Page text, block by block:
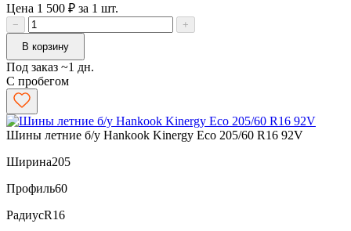
Цена 1 500 ₽ за 1 шт.
−
+
В корзину
Под заказ ~1 дн.
С пробегом
Шины летние б/у Hankook Kinergy Eco 205/60 R16 92V
Ширина205
Профиль60
РадиусR16